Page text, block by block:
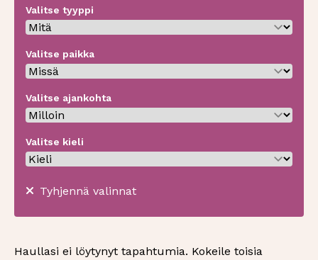
Valitse tyyppi
Valitse paikka
Valitse ajankohta
Valitse kieli
Tyhjennä valinnat
Haullasi ei löytynyt tapahtumia. Kokeile toisia